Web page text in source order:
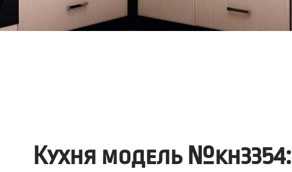
Кухня модель №kh3354: